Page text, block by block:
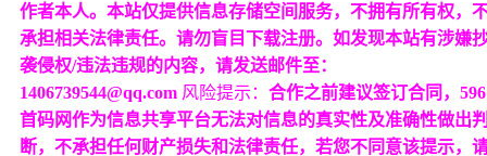
作者本人。本站仅提供信息存储空间服务，不拥有所有权，
承担相关法律责任。请勿盲目下载注册。如发现本站有涉嫌
袭侵权/违法违规的内容，请发送邮件至：
1406739544@qq.com 风险提示： 合作之前建议签订合同，596
首码网作为信息共享平台无法对信息的真实性及准确性做出
断，不承担任何财产损失和法律责任，若您不同意该提示，